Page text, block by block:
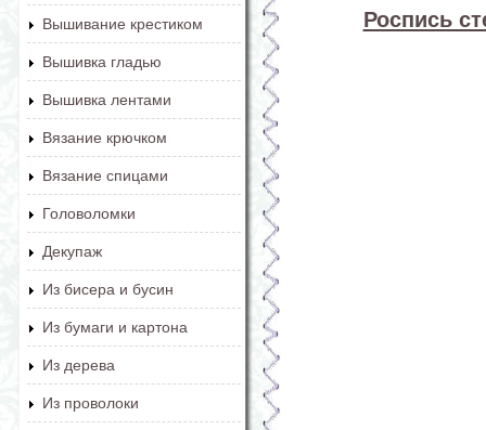
Вышивание крестиком
Вышивка гладью
Вышивка лентами
Вязание крючком
Вязание спицами
Головоломки
Декупаж
Из бисера и бусин
Из бумаги и картона
Из дерева
Из проволоки
Роспись